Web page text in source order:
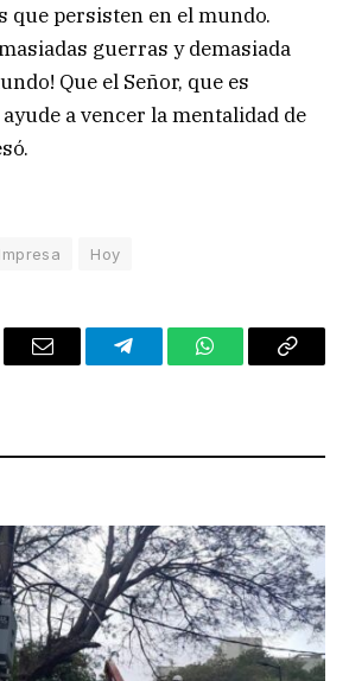
que persisten en el mundo.
guerras y demasiada
Que el Señor, que es
a vencer la mentalidad de
Hoy
Email TelegramWhatsAppCopy